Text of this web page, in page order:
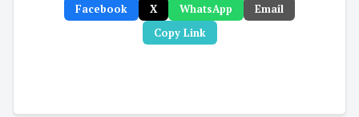
Facebook X WhatsApp
Email
Copy Link